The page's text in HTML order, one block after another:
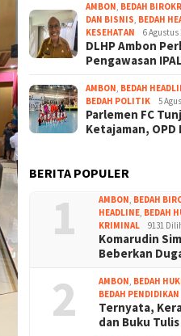
AMBON, BEDAH
DAN BISNIS, BEDAH
KESEHATAN
6 Agustus
DLHP Ambon
Pengawasan
AMBON, BEDAH
BEDAH POLITIK
5
Parlemen FC
Ketajaman,
BERITA POPULER
1 AMBON, BEDAH
HEADLINE, BEDAH
KRIMINAL
9131
Komarudin
Beberkan
2 AMBON, BEDAH
BEDAH PENDIDIKAN
Ternyata,
dan Buku